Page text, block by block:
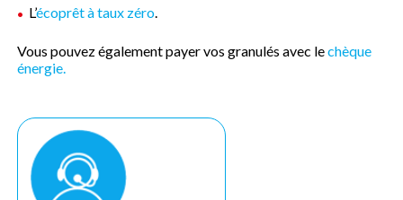
L’écoprêt à taux zéro.
Vous pouvez également payer vos granulés avec lechèque
énergie.